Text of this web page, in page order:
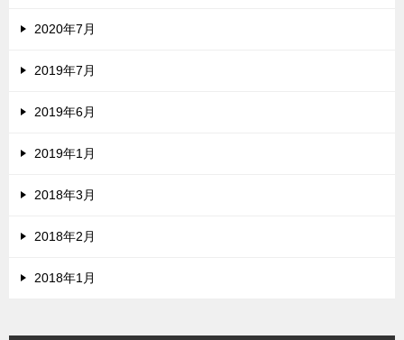
2020年7月
2019年7月
2019年6月
2019年1月
2018年3月
2018年2月
2018年1月